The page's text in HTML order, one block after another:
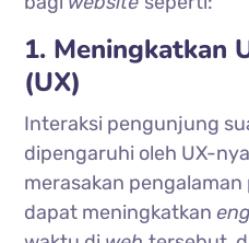
1. Meningkatkan
(UX)
Interaksi pengunjung
dipengaruhi oleh UX-
merasakan
dapat meningkatkan